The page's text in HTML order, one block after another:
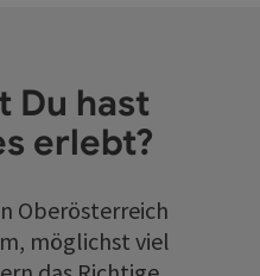
Du hast
erlebt?
Oberösterreich
möglichst viel